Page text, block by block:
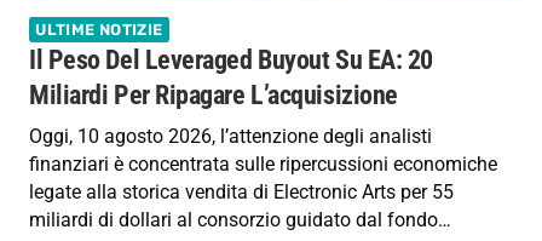
ULTIME NOTIZIE
Il Peso Del Leveraged Buyout Su EA: 20
Miliardi Per Ripagare L’acquisizione
Oggi, 10 agosto 2026, l’attenzione degli analisti
finanziari è concentrata sulle ripercussioni economiche
legate alla storica vendita di Electronic Arts per 55
miliardi di dollari al consorzio guidato dal fondo…